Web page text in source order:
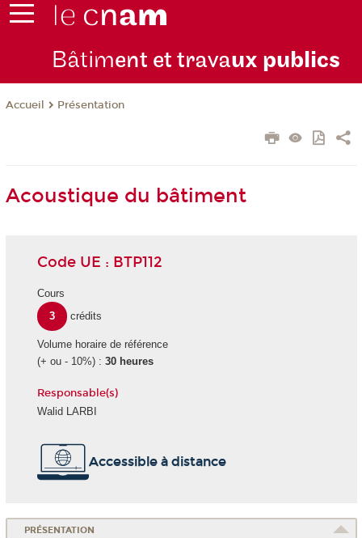
Bâtiment et travaux publics
Accueil Présentation
Acoustique du bâtiment
Code UE : BTP112
Cours
3
crédits
Volume horaire de référence
(+ ou - 10%) : 30 heures
Responsable(s)
Walid LARBI
Accessible à distance
PRÉSENTATION